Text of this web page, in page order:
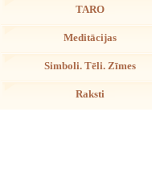
TARO
Meditācijas
Simboli. Tēli. Zīmes
Raksti